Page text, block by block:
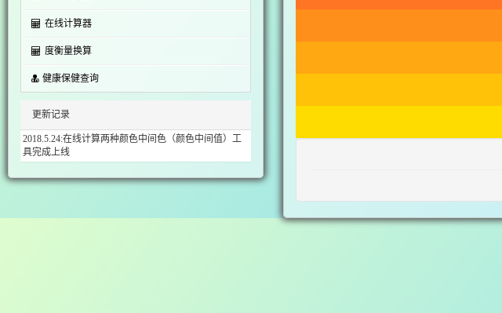
在线计算器
度衡量换算
健康保健查询
更新记录
2018.5.24:在线计算两种颜色中间色（颜色中间值）工
具完成上线